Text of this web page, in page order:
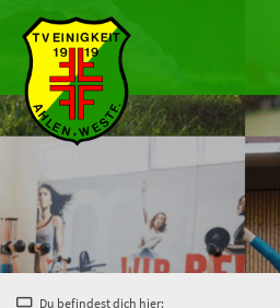
Du befindest dich hier: